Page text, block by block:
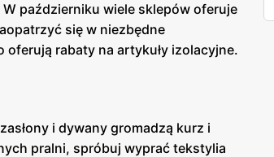
październiku wiele sklepów oferuje
się w niezbędne
rabaty na artykuły izolacyjne.
i dywany gromadzą kurz i
pralni, spróbuj wyprać tekstylia